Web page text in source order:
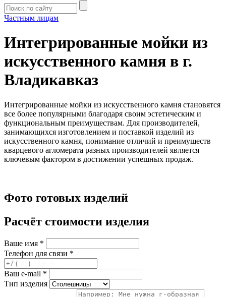
Частным лицам
Интегрированные мойки из
искусственного камня в г.
Владикавказ
Интегрированные мойки из искусственного камня становятся
все более популярными благодаря своим эстетическим и
функциональным преимуществам. Для производителей,
занимающихся изготовлением и поставкой изделий из
искусственного камня, понимание отличий и преимуществ
кварцевого агломерата разных производителей является
ключевым фактором в достижении успешных продаж.
Фото готовых изделий
Расчёт стоимости изделия
Ваше имя *
Телефон для связи *
Ваш e-mail *
Тип изделия